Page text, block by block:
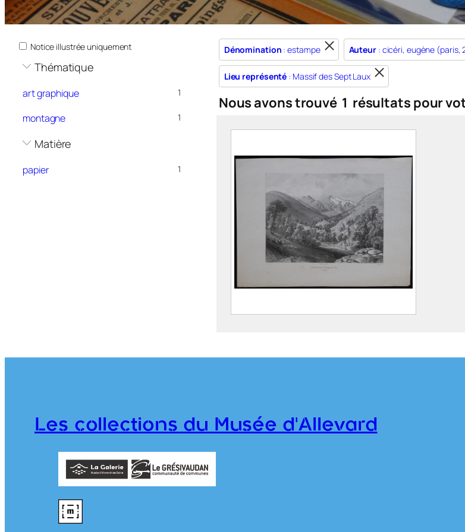
Notice illustrée uniquement
Thématique
art graphique 1
montagne 1
Matière
papier 1
Dénomination : estampe Auteur: cicéri, eugène (paris,
Lieu représenté : Massif des Sept Laux
Nous avons trouvé 1 résultats pour
Route d’Allevard à la
1890)
Les collections du Musée d'Allevard